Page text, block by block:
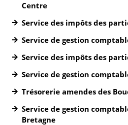
Centre
Service des impôts des
Service de gestion
Service des impôts des
Service de gestion
Trésorerie amendes des
Service de gestion
Bretagne